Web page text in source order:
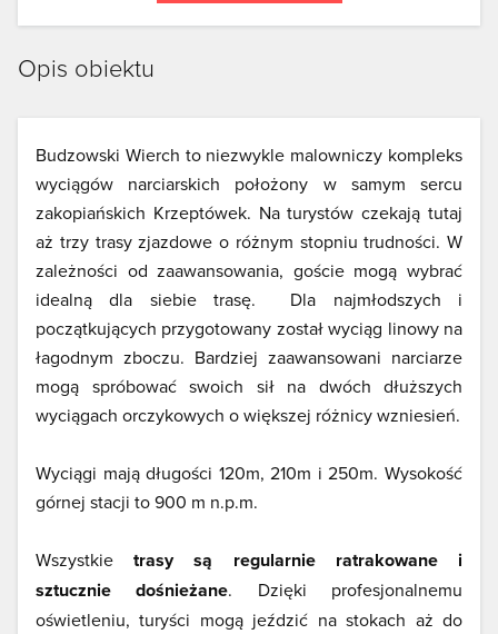
Opis obiektu
Budzowski Wierch to niezwykle malowniczy kompleks
wyciągów narciarskich położony w samym sercu
zakopiańskich Krzeptówek. Na turystów czekają tutaj
aż trzy trasy zjazdowe o różnym stopniu trudności. W
zależności od zaawansowania, goście mogą wybrać
idealną dla siebie trasę. Dla najmłodszych i
początkujących przygotowany został wyciąg linowy na
łagodnym zboczu. Bardziej zaawansowani narciarze
mogą spróbować swoich sił na dwóch dłuższych
wyciągach orczykowych o większej różnicy wzniesień.
Wyciągi mają długości 120m, 210m i 250m. Wysokość
górnej stacji to 900 m n.p.m.
Wszystkietrasy są regularnie ratrakowane i
sztucznie dośnieżane. Dzięki profesjonalnemu
oświetleniu, turyści mogą jeździć na stokach aż do